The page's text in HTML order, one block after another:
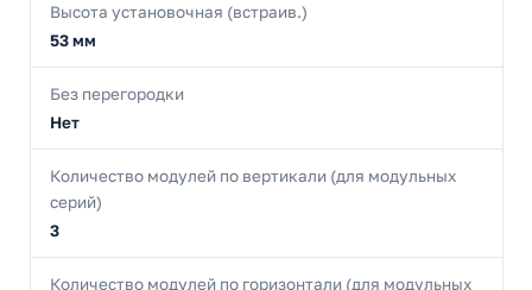
Высота установочная (встраив.)
53 мм
Без перегородки
Нет
Количество модулей по вертикали (для модульных
серий)
3
Количество модулей по горизонтали (для модульных